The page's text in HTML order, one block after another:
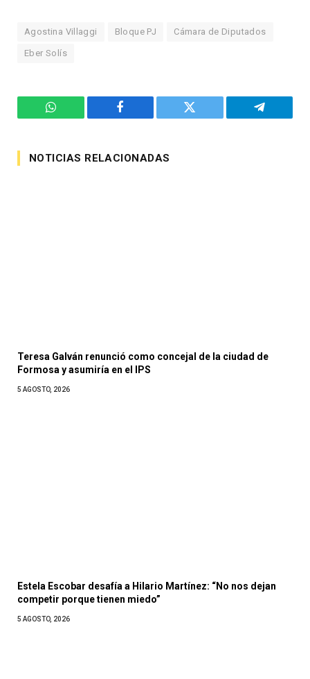
Agostina Villaggi Bloque PJ Cámara de Diputados
Eber Solís
WhatsApp Facebook Twitter Telegram
NOTICIAS RELACIONADAS
Teresa Galván renunció como concejal de la ciudad de
Formosa y asumiría en el IPS
5 AGOSTO, 2026
Estela Escobar desafía a Hilario Martínez: “No nos dejan
competir porque tienen miedo”
5 AGOSTO, 2026